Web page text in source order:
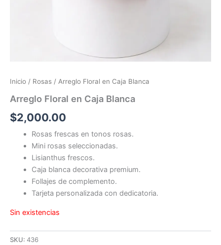
Inicio / Rosas / Arreglo Floral en Caja Blanca
Arreglo Floral en Caja Blanca
$2,000.00
Rosas frescas en tonos rosas.
Mini rosas seleccionadas.
Lisianthus frescos.
Caja blanca decorativa premium.
Follajes de complemento.
Tarjeta personalizada con dedicatoria.
Sin existencias
SKU: 436